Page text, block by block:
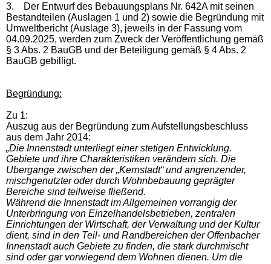
3.
Der Entwurf des Bebauungsplans Nr. 642A mit seinen
Bestandteilen (Auslagen 1 und 2) sowie die Begründung mit
Umweltbericht (Auslage 3), jeweils in der Fassung vom
04.09.2025, werden zum Zweck der Veröffentlichung gemäß
§ 3 Abs. 2 BauGB und der Beteiligung gemäß § 4 Abs. 2
BauGB gebilligt.
Begründung:
Zu 1:
Auszug aus der Begründung zum Aufstellungsbeschluss
aus dem Jahr 2014:
„Die Innenstadt unterliegt einer stetigen Entwicklung.
Gebiete und ihre Charakteristiken verändern sich. Die
Übergange zwischen der „Kernstadt“ und angrenzender,
mischgenutzter oder durch Wohnbebauung geprägter
Bereiche sind teilweise fließend.
Während die Innenstadt im Allgemeinen vorrangig der
Unterbringung von Einzelhandelsbetrieben, zentralen
Einrichtungen der Wirtschaft, der Verwaltung und der Kultur
dient, sind in den Teil- und Randbereichen der Offenbacher
Innenstadt auch Gebiete zu finden, die stark durchmischt
sind oder gar vorwiegend dem Wohnen dienen. Um die